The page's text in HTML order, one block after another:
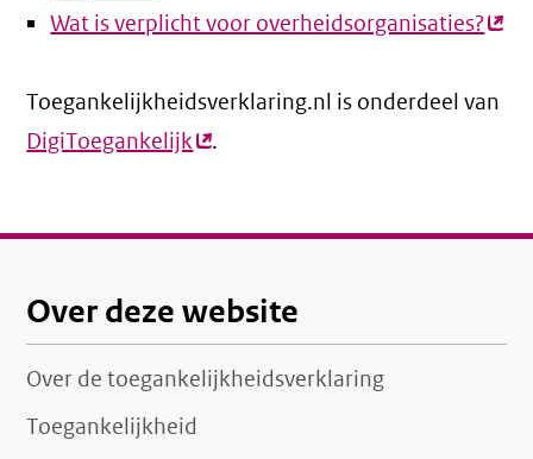
link)
Wat is verplicht voor overheidsorganisaties?
Toegankelijkheidsverklaring.nl is onderdeel van
DigiToegankelijk(externe
.
Over deze website
Over de toegankelijkheidsverklaring
Toegankelijkheid